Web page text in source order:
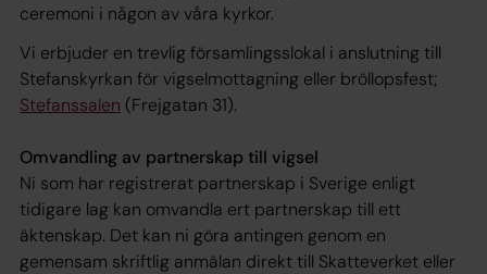
ceremoni i någon av våra kyrkor.
Vi erbjuder en trevlig församlingsslokal i anslutning till
Stefanskyrkan för vigselmottagning eller bröllopsfest;
Stefanssalen (Frejgatan 31).
Omvandling av partnerskap till vigsel
Ni som har registrerat partnerskap i Sverige enligt
tidigare lag kan omvandla ert partnerskap till ett
äktenskap. Det kan ni göra antingen genom en
gemensam skriftlig anmälan direkt till Skatteverket eller